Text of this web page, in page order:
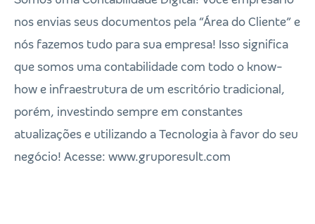
nos envias seus documentos pela “Área do Cliente” e
nós fazemos tudo para sua empresa! Isso significa
que somos uma contabilidade com todo o know-
how e infraestrutura de um escritório tradicional,
porém, investindo sempre em constantes
atualizações e utilizando a Tecnologia à favor do seu
negócio! Acesse: www.gruporesult.com